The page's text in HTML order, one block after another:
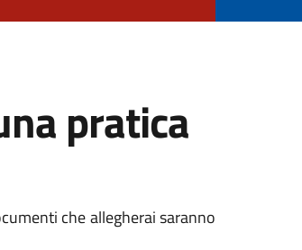
pratica
che allegherai saranno